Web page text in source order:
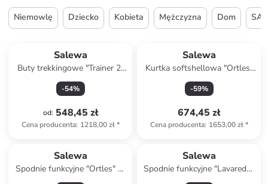
Niemowlę Dziecko Kobieta Mężczyzna Dom
Salewa
Buty trekkingowe "Trainer 2"
w kolorze czarnym
-54%
od: 548,45 zł
Cena producenta: 1218,00 zł*
Salewa
Kurtka softshellowa "Ortles"
w kolorze niebieskim
-59%
674,45 zł
Cena producenta: 1653,00 zł*
Salewa
Spodnie funkcyjne "Ortles" w
kolorze niebieskim
Salewa
Spodnie funkcyjne "Lavaredo"
w kolorze czerwonym